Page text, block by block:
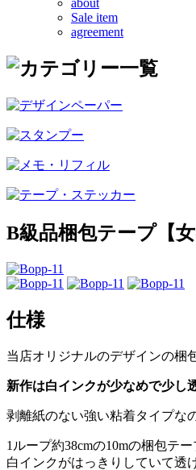
about
Sale item
agreement
B級品梱包テープ【女
仕様
当店オリジナルのデザインの梱
新作は白インクが少なめで少し
剥離紙のない強い粘着タイプな
1ループ約38cmの10mの梱包テー
白インクがはっきりしていて透